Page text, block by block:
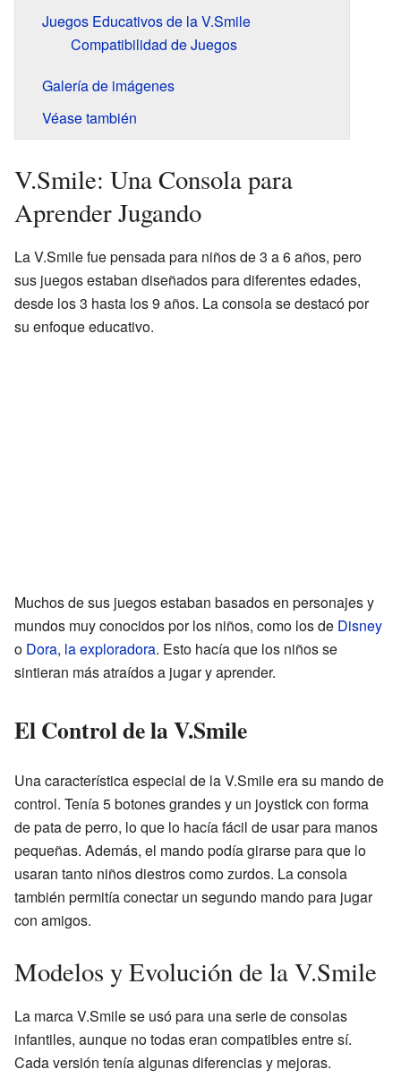
Juegos Educativos de la V.Smile
Compatibilidad de Juegos
Galería de imágenes
Véase también
V.Smile: Una Consola para
Aprender Jugando
La V.Smile fue pensada para niños de 3 a 6 años, pero
sus juegos estaban diseñados para diferentes edades,
desde los 3 hasta los 9 años. La consola se destacó por
su enfoque educativo.
Muchos de sus juegos estaban basados en personajes y
mundos muy conocidos por los niños, como los de Disney
o Dora, la exploradora. Esto hacía que los niños se
sintieran más atraídos a jugar y aprender.
El Control de la V.Smile
Una característica especial de la V.Smile era su mando de
control. Tenía 5 botones grandes y un joystick con forma
de pata de perro, lo que lo hacía fácil de usar para manos
pequeñas. Además, el mando podía girarse para que lo
usaran tanto niños diestros como zurdos. La consola
también permitía conectar un segundo mando para jugar
con amigos.
Modelos y Evolución de la V.Smile
La marca V.Smile se usó para una serie de consolas
infantiles, aunque no todas eran compatibles entre sí.
Cada versión tenía algunas diferencias y mejoras.